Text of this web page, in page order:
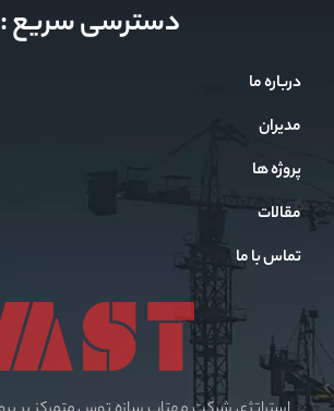
دسترسی سریع :
درباره ما
مدیران
پروژه ها
مقالات
تماس با ما